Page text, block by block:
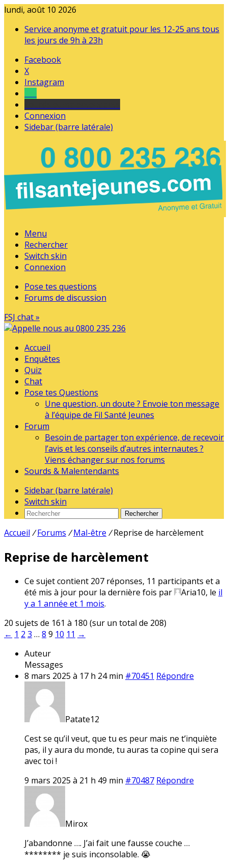
lundi, août 10 2026
Service anonyme et gratuit pour les 12-25 ans tous
les jours de 9h à 23h
Facebook
X
Instagram
Connexion
Sidebar (barre latérale)
Menu
Rechercher
Switch skin
Connexion
Pose tes questions
Forums de discussion
FSJ chat »
Accueil
Enquêtes
Quiz
Chat
Pose tes Questions
Une question, un doute ? Envoie ton message
à l’équipe de Fil Santé Jeunes
Forum
Besoin de partager ton expérience, de recevoir
l’avis et les conseils d’autres internautes ?
Viens échanger sur nos forums
Sourds & Malentendants
Sidebar (barre latérale)
Switch skin
Rechercher
Accueil / Forums / Mal-être / Reprise de harcèlement
Reprise de harcèlement
Ce sujet contient 207 réponses, 11 participants et a
été mis à jour pour la dernière fois par
Aria10, le il
y a 1 année et 1 mois.
20 sujets de 161 à 180 (sur un total de 208)
← 1 2 3 … 8 9 10 11 →
Auteur
Messages
8 mars 2025 à 17 h 24 min #70451 Répondre
Patate12
Cest se qu’il veut, que tu es peur mais ne t’inquiète
pas, il y aura du monde, tu auras ta copine qui sera
avec toi !
9 mars 2025 à 21 h 49 min #70487 Répondre
Mirox
J’abandonne …. J’ai fait une fausse couche …
******** je suis inconsolable. 😭